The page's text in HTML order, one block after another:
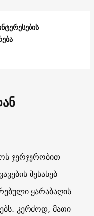
ჯერჯერობით
შესახებ
ყარაბაღის
კერძოდ, მათი